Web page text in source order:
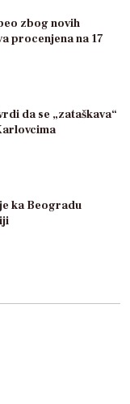
zbog novih
procenjena na 17
da se „zataškava“
ka Beogradu